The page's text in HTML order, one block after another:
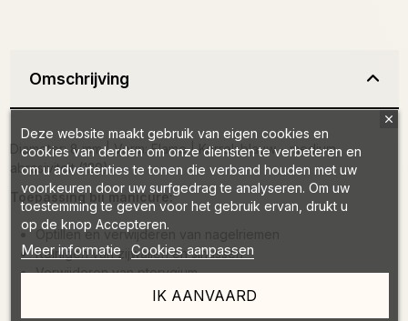
Omschrijving
Diameter: 8 mm | Vorm: Flame | Korrel: blauw – medium
abrasiviteit (120)
Toepassing bij manicure:
Optillen en verwijderen van nagelriemen
Reinigen van zijwallen en sinussen
Verwijderen van pterygium
Vormgeven van nagelplaat
Deze website maakt gebruik van eigen cookies en
cookies van derden om onze diensten te verbeteren en
om u advertenties te tonen die verband houden met uw
voorkeuren door uw surfgedrag te analyseren. Om uw
toestemming te geven voor het gebruik ervan, drukt u
op de knop Accepteren.
Meer informatie Cookies aanpassen
IK AANVAARD